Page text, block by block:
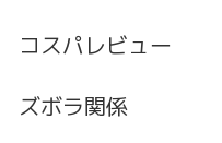
コスパレビュー
ズボラ関係